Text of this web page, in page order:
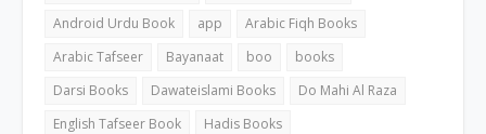
Android Urdu Book
app
Arabic Fiqh Books
Arabic Tafseer
Bayanaat boo
books
Darsi Books
Dawateislami Books
Do Mahi Al Raza
English Tafseer Book
Hadis Books